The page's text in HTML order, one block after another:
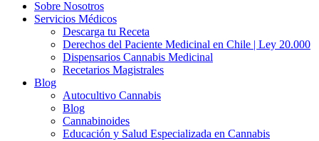
Sobre Nosotros
Servicios Médicos
Descarga tu Receta
Derechos del Paciente Medicinal en Chile | Ley 20.000
Dispensarios Cannabis Medicinal
Recetarios Magistrales
Blog
Autocultivo Cannabis
Blog
Cannabinoides
Educación y Salud Especializada en Cannabis